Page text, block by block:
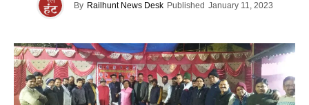
By Railhunt News Desk Published January 11, 2023